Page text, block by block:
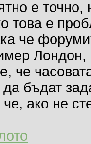
е точно,
това е
че
че
да бъдат
ако не